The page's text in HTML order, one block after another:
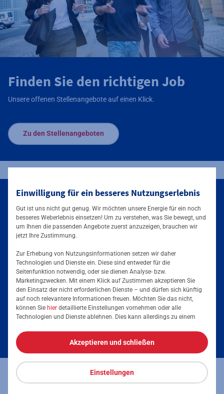
Finden Sie den richtigen Job
Unsere offenen Stellenangebote auf einen Klick.
Zu den Stellenangeboten
Services
Downloads
Über uns
Services & Informationen
Datenschutz Impressum
Einwilligung für ein besseres Nutzungserlebnis
Gut ist uns nicht gut genug. Wir möchten unsere Energie für ein noch
besseres Weberlebnis einsetzen! Um zu verstehen, was Sie bewegt, und
um Ihnen die passenden Angebote zuerst anzuzeigen, brauchen wir
jetzt Ihre Zustimmung.
Zur Erhebung von Nutzungsinformationen setzen wir daher
Technologien und Dienste ein. Diese sind entweder für die
Seitenfunktion notwendig, oder sie dienen Analyse- bzw.
Marketingzwecken. Mit einem Klick auf Zustimmen akzeptieren Sie
den Einsatz der nicht erforderlichen Dienste – und dürfen sich künftig
auf noch relevantere Informationen freuen. Möchten Sie das nicht,
können Sie hier detaillierte Einstellungen vornehmen oder alle
Technologien und Dienste ablehnen. Dies kann allerdings zu einem
jederzeit die volle Kontrolle über Ihre Daten, denn die Auswahl kann
jederzeit geändert werden. Weitere Informationen zur Mainova finden
Sie imImpressumund in denDatenschutzhinweisen.
Einstellungen
Akzeptieren und schließen